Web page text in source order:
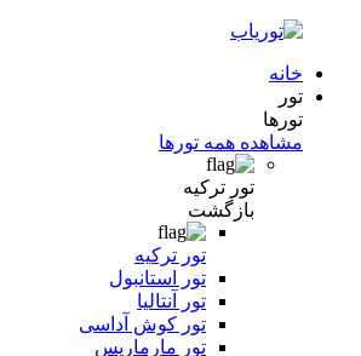
خانه
تور
تورها
مشاهده همه تورها
تور ترکیه
بازگشت
تور ترکیه
تور استانبول
تور آنتالیا
تور کوش آداسی
تور مارماریس